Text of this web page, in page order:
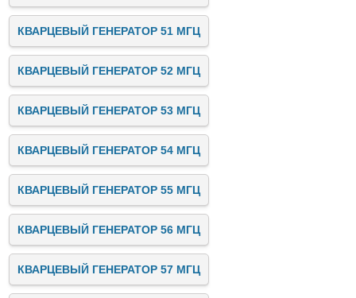
КВАРЦЕВЫЙ ГЕНЕРАТОР 51 МГЦ
КВАРЦЕВЫЙ ГЕНЕРАТОР 52 МГЦ
КВАРЦЕВЫЙ ГЕНЕРАТОР 53 МГЦ
КВАРЦЕВЫЙ ГЕНЕРАТОР 54 МГЦ
КВАРЦЕВЫЙ ГЕНЕРАТОР 55 МГЦ
КВАРЦЕВЫЙ ГЕНЕРАТОР 56 МГЦ
КВАРЦЕВЫЙ ГЕНЕРАТОР 57 МГЦ